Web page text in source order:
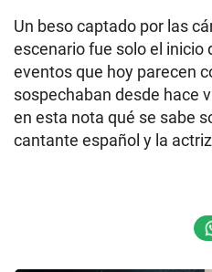
Un beso captado por las
escenario fue solo el inicio
eventos que hoy parecen
sospechaban desde hace
en esta nota qué se sabe
cantante español y la